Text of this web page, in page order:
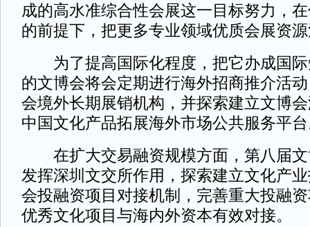
成的高水准综合性会展这一目标努力，
的前提下，把更多专业领域优质会展资
为了提高国际化程度，把它办成国际
的文博会将会定期进行海外招商推介活
会境外长期展销机构，并探索建立文博
中国文化产品拓展海外市场公共服务平
在扩大交易融资规模方面，第八届文
发挥深圳文交所作用，探索建立文化产
会投融资项目对接机制，完善重大投融
优秀文化项目与海内外资本有效对接。